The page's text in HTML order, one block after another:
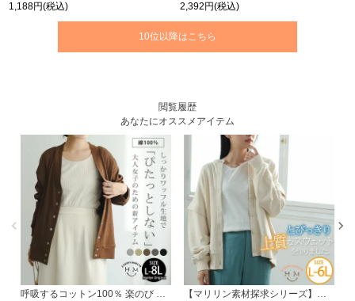
1,188円(税込) 2,392円(税込)
10位以降はこちら
閲覧履歴
あなたにオススメアイテム